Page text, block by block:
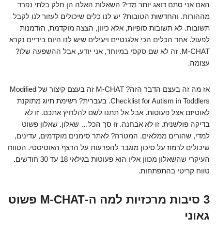
האם אני סתם דואג יותר מדי? השאלות האלה הן חלק בלתי נפרד
מההורות. והחדשות הטובות? יש לנו כלים שיכולים לעזור לנו לקבל
תשובות. לא תשובות סופיות, אלא כיוון, הצצה מוקדמת, הזדמנות
לפעול. אחד הכלים הכי אלגנטיים ויעילים שיש לנו היום בידיים נקרא
M-CHAT. זה לא שם סקסי במיוחד, אני יודע, אבל ההשפעה שלו?
עצומה.
אז מה זה בעצם הדבר הזה? M-CHAT זה בעצם קיצור של Modified
Checklist for Autism in Toddlers. בעברית? רשימת תיוג מתוקנת
לאוטיזם אצל פעוטות. אבל אל תתנו לשם להלחיץ אתכם. זו לא
בדיקה פולשנית. זו לא אבחנה. זו סך הכל… שאלון. שאלון פשוט
למדי, שהורים ממלאים. המטרה? לאתר סימנים מוקדמים, עדינים,
שיכולים לרמוז על סיכון מוגבר להפרעות על הרצף האוטיסטי. הטווח
העיקרי שהשאלון מכוון אליו הוא פעוטות בגילאי 18 עד 30 חודשים.
טווח קריטי בהתפתחות.
3 סיבות מרכזיות למה ה-M-CHAT פשוט
גאוני